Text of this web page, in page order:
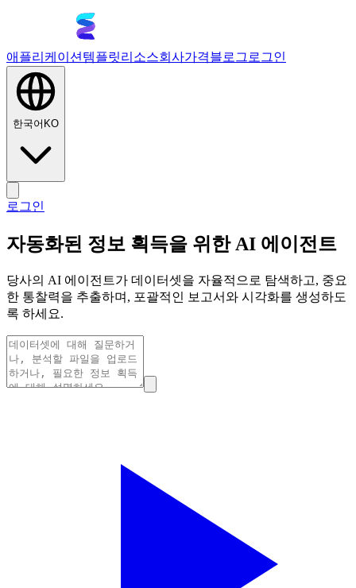
애플리케이션 템플릿리소스회사가격블로그 로그인
한국어 KO
로그인
자동화된 정보 획득을 위한 AI 에이전트
당사의 AI 에이전트가 데이터셋을 자율적으로 탐색하고, 중요
한 통찰력을 추출하며, 포괄적인 보고서와 시각화를 생성하도
록 하세요.